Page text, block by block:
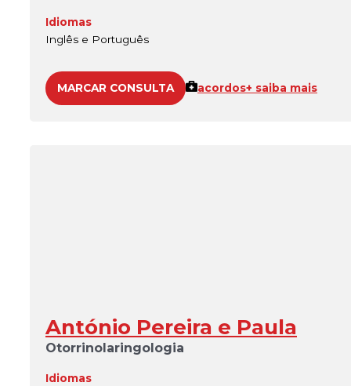
Idiomas
Inglês e Português
MARCAR CONSULTA acordos+ saiba mais
António Pereira e Paula
Otorrinolaringologia
Idiomas